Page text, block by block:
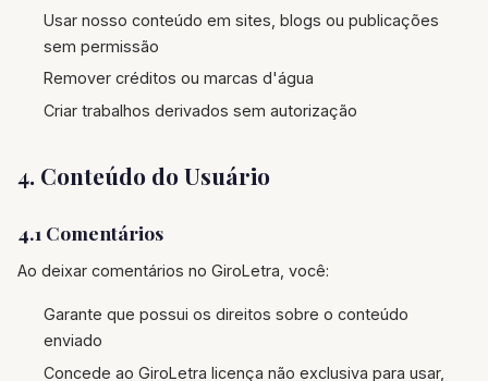
Usar nosso conteúdo em sites, blogs ou publicações
sem permissão
Remover créditos ou marcas d'água
Criar trabalhos derivados sem autorização
4. Conteúdo do Usuário
4.1 Comentários
Ao deixar comentários no GiroLetra, você:
Garante que possui os direitos sobre o conteúdo
enviado
Concede ao GiroLetra licença não exclusiva para usar,